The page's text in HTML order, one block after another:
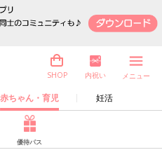
赤ちゃん・育児 妊活
SHOP 内祝い メニュー
優待パス